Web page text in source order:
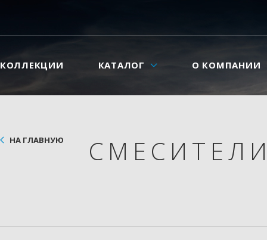
КОЛЛЕКЦИИ КАТАЛОГ О КОМПАНИИ
НА ГЛАВНУЮ